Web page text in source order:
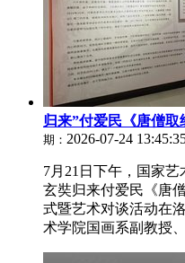
归来”付爱民《唐僧
期： 2026-07-24
7月21日下午，国家艺
玄奘归来付爱民《唐
式暨艺术对谈活动在
术学院国画系副教授